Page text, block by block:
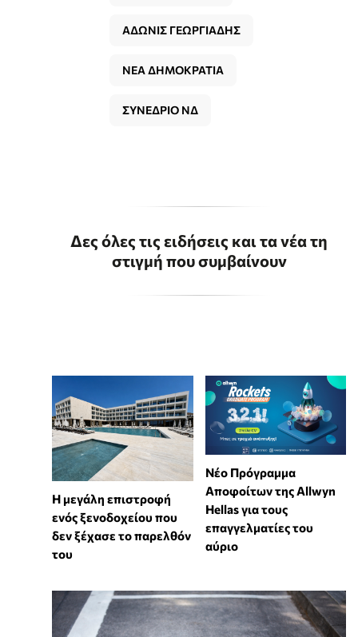
ΑΔΩΝΙΣ ΓΕΩΡΓΙΑΔΗΣ
ΝΕΑ ΔΗΜΟΚΡΑΤΙΑ
ΣΥΝΕΔΡΙΟ ΝΔ
Δες όλες τις ειδήσεις και τα νέα τη
στιγμή που συμβαίνουν
Η μεγάλη επιστροφή
ενός ξενοδοχείου που
δεν ξέχασε το παρελθόν
του
Νέο Πρόγραμμα
Αποφοίτων της Allwyn
Hellas για τους
επαγγελματίες του
αύριο